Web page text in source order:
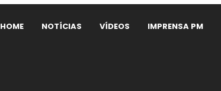
HOME NOTÍCIAS VÍDEOS IMPRENSA PM